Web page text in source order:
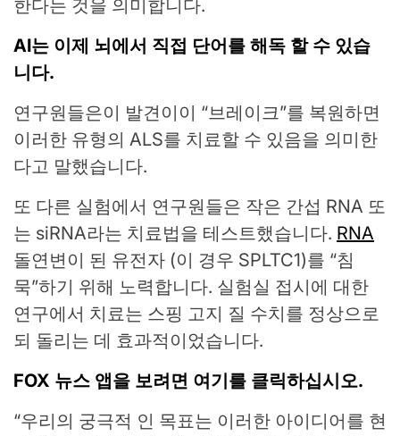
한다는 것을 의미합니다.
AI는 이제 뇌에서 직접 단어를 해독 할 수 있습
니다.
연구원들은이 발견이이 “브레이크”를 복원하면
이러한 유형의 ALS를 치료할 수 있음을 의미한
다고 말했습니다.
또 다른 실험에서 연구원들은 작은 간섭 RNA 또
는 siRNA라는 치료법을 테스트했습니다. RNA
돌연변이 된 유전자 (이 경우 SPLTC1)를 “침
묵”하기 위해 노력합니다. 실험실 접시에 대한
연구에서 치료는 스핑 고지 질 수치를 정상으로
되 돌리는 데 효과적이었습니다.
FOX 뉴스 앱을 보려면 여기를 클릭하십시오.
“우리의 궁극적 인 목표는 이러한 아이디어를 현